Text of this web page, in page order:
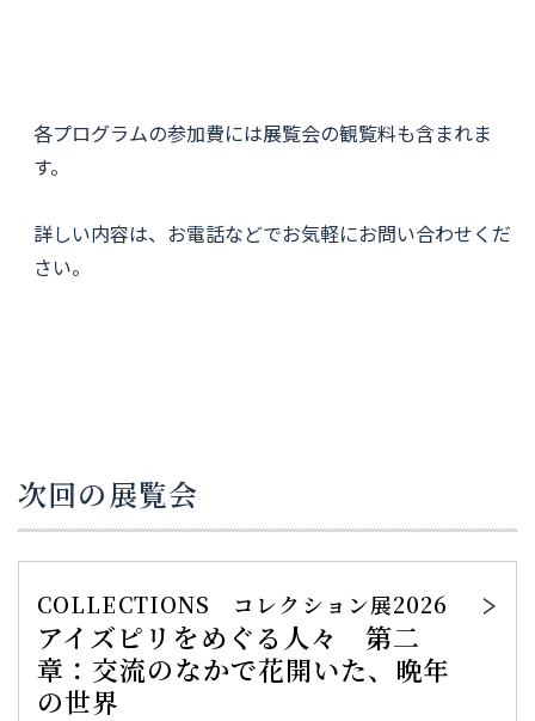
各プログラムの参加費には展覧会の観覧料も含まれま
す。
詳しい内容は、お電話などでお気軽にお問い合わせくだ
さい。
次回の展覧会
COLLECTIONS コレクション展2026
アイズピリをめぐる人々 第二
章：交流のなかで花開いた、晩年
の世界